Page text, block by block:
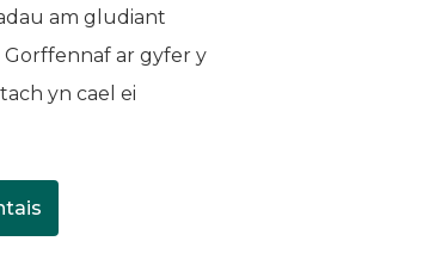
am gludiant
Gorffennaf ar gyfer y
yn cael ei